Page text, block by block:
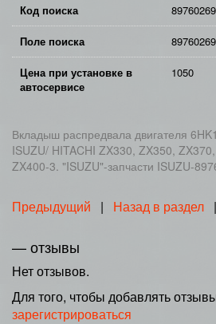
Код поиска
Поле поиска
Цена при установке в
автосервисе
1050
Вкладыш распредвала двигателя
ISUZU/ HITACHI ZX330, ZX350,
ZX400-3. "ISUZU"-запчасти ISUZU-
Предыдущий | Назад в раздел
— отзывы
Нет отзывов.
Для того, чтобы добавлять
зарегистрироваться